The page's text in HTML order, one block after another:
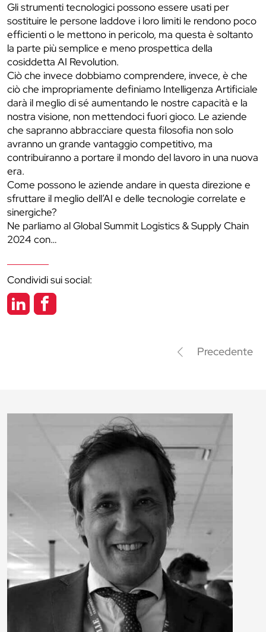
Gli strumenti tecnologici possono essere usati per
sostituire le persone laddove i loro limiti le rendono poco
efficienti o le mettono in pericolo, ma questa è soltanto
la parte più semplice e meno prospettica della
cosiddetta AI Revolution.
Ciò che invece dobbiamo comprendere, invece, è che
ciò che impropriamente definiamo Intelligenza Artificiale
darà il meglio di sé aumentando le nostre capacità e la
nostra visione, non mettendoci fuori gioco. Le aziende
che sapranno abbracciare questa filosofia non solo
avranno un grande vantaggio competitivo, ma
contribuiranno a portare il mondo del lavoro in una nuova
era.
Come possono le aziende andare in questa direzione e
sfruttare il meglio dell’AI e delle tecnologie correlate e
sinergiche?
Ne parliamo al Global Summit Logistics & Supply Chain
2024 con…
Condividi sui social:
Precedente